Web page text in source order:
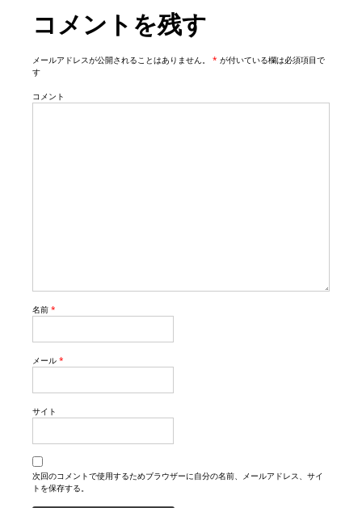
o
コメントを残す
メールアドレスが公開されることはありません。 * が付いている欄は必須項目で
す
コメント
名前 *
メール *
サイト
次回のコメントで使用するためブラウザーに自分の名前、メールアドレス、サイ
トを保存する。